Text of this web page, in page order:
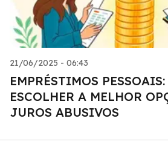
21/06/2025 - 06:43
EMPRÉSTIMOS
ESCOLHER A MELHOR
JUROS ABUSIVOS